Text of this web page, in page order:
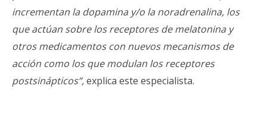
incrementan la dopamina y/o la noradrenalina, los
que actúan sobre los receptores de melatonina y
otros medicamentos con nuevos mecanismos de
acción como los que modulan los receptores
postsinápticos”,explica este especialista.